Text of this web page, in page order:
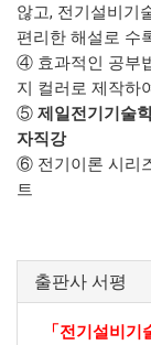
않고, 전기설비기
편리한 해설로 수
④ 효과적인 공부
지 컬러로 제작하
⑤ 제일전기기술
자직강
⑥ 전기이론 시리
트
출판사 서평
「전기설비기